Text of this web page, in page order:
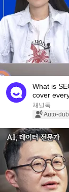
What is
cover
채널톡
Auto-